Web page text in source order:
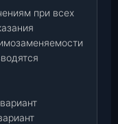
при всех
вариант